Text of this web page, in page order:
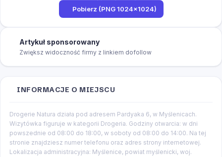
Pobierz (PNG 1024×1024)
Artykuł sponsorowany
Zwiększ widoczność firmy z linkiem dofollow
INFORMACJE O MIEJSCU
Drogerie Natura działa pod adresem Pardyaka 6, w Myślenicach.
Wizytówka figuruje w kategorii Drogeria. Godziny otwarcia: w dni
powszednie od 08:00 do 18:00, w soboty od 08:00 do 14:00. Na tej
stronie znajdziesz numer telefonu oraz adres strony internetowej.
Lokalizacja administracyjna: Myślenice, powiat myślenicki, woj.